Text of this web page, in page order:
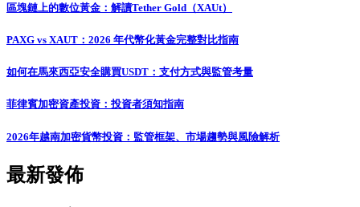
區塊鏈上的數位黃金：解讀Tether Gold（XAUt）
PAXG vs XAUT：2026 年代幣化黃金完整對比指南
如何在馬來西亞安全購買USDT：支付方式與監管考量
菲律賓加密資產投資：投資者須知指南
2026年越南加密貨幣投資：監管框架、市場趨勢與風險解析
最新發佈